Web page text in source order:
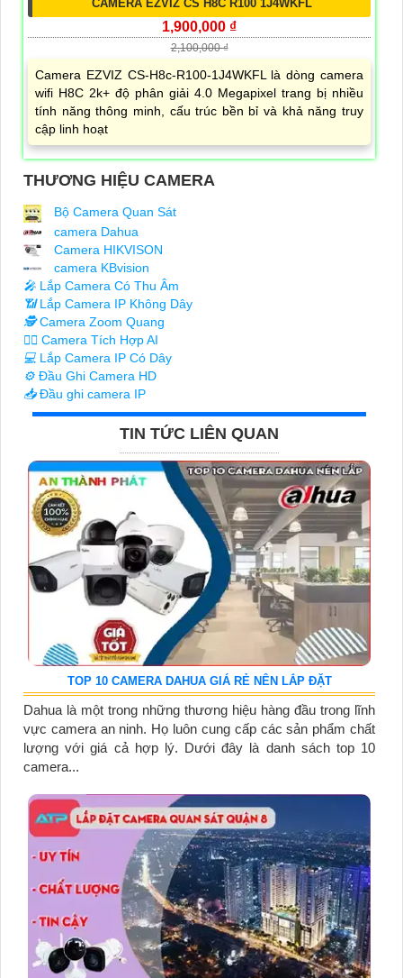
CAMERA EZVIZ CS H8C R100 1J4WKFL
1,900,000 ₫
2,100,000 ₫
Camera EZVIZ CS-H8c-R100-1J4WKFL là dòng camera
wifi H8C 2k+ độ phân giải 4.0 Megapixel trang bị nhiều
tính năng thông minh, cấu trúc bền bỉ và khả năng truy
cập linh hoạt
THƯƠNG HIỆU CAMERA
Bộ Camera Quan Sát
camera Dahua
Camera HIKVISON
camera KBvision
️🎤️ Lắp Camera Có Thu Âm
📶Lắp Camera IP Không Dây
🕵️Camera Zoom Quang
🧛‍♀️ Camera Tích Hợp AI
💻 Lắp Camera IP Có Dây
⚙️ Đầu Ghi Camera HD
📥Đầu ghi camera IP
TIN TỨC LIÊN QUAN
TOP 10 CAMERA DAHUA GIÁ RẺ NÊN LẮP ĐẶT
Dahua là một trong những thương hiệu hàng đầu trong lĩnh
vực camera an ninh. Họ luôn cung cấp các sản phẩm chất
lượng với giá cả hợp lý. Dưới đây là danh sách top 10
camera...